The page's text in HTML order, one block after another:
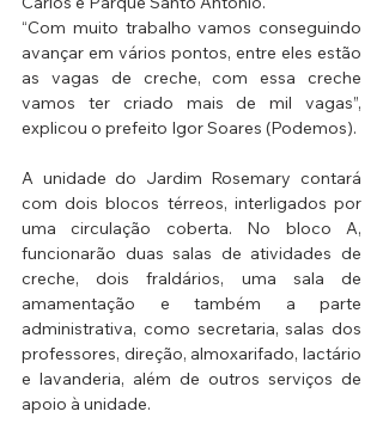
“Com muito trabalho vamos conseguindo
avançar em vários pontos, entre eles estão
as vagas de creche, com essa creche
vamos ter criado mais de mil vagas”,
explicou o prefeito Igor Soares (Podemos).
A unidade do Jardim Rosemary contará
com dois blocos térreos, interligados por
uma circulação coberta. No bloco A,
funcionarão duas salas de atividades de
creche, dois fraldários, uma sala de
amamentação e também a parte
administrativa, como secretaria, salas dos
professores, direção, almoxarifado, lactário
e lavanderia, além de outros serviços de
apoio à unidade.